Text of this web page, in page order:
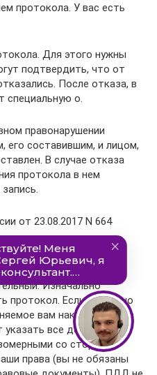
протокола. У вас есть
Для этого нужны
подтвердить, что от
После отказа, в
специальную о.
правонарушении
его составившим, и лицом,
В случае отказа
протокола в нем
от 23.08.2017 N 664
не будет.
Изначально
протокол. Если вы точно
вам наказание, то в
все действия,
со стороны
права (вы не обязаны